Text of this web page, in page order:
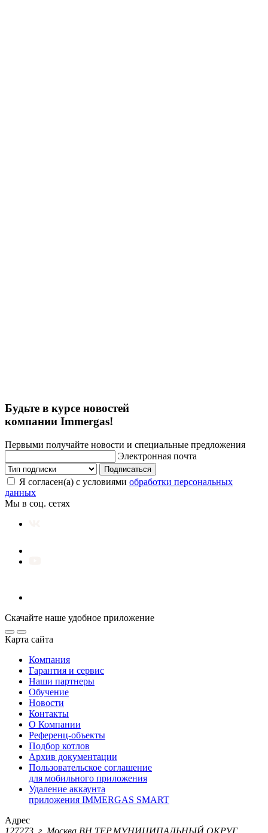
Будьте в курсе новостей
компании Immergas!
Первыми получайте новости и специальные предложения
Электронная почта
Подписаться
Я согласен(а) с условиями обработки персональных
данных
Мы в соц. сетях
Скачайте наше удобное приложение
Карта сайта
Компания
Гарантия и сервис
Наши партнеры
Обучение
Новости
Контакты
О Компании
Референц-объекты
Подбор котлов
Архив документации
Пользовательское соглашение
для мобильного приложения
Удаление аккаунта
приложения IMMERGAS SMART
Адрес
127273, г. Москва ВН.ТЕР.МУНИЦИПАЛЬНЫЙ ОКРУГ